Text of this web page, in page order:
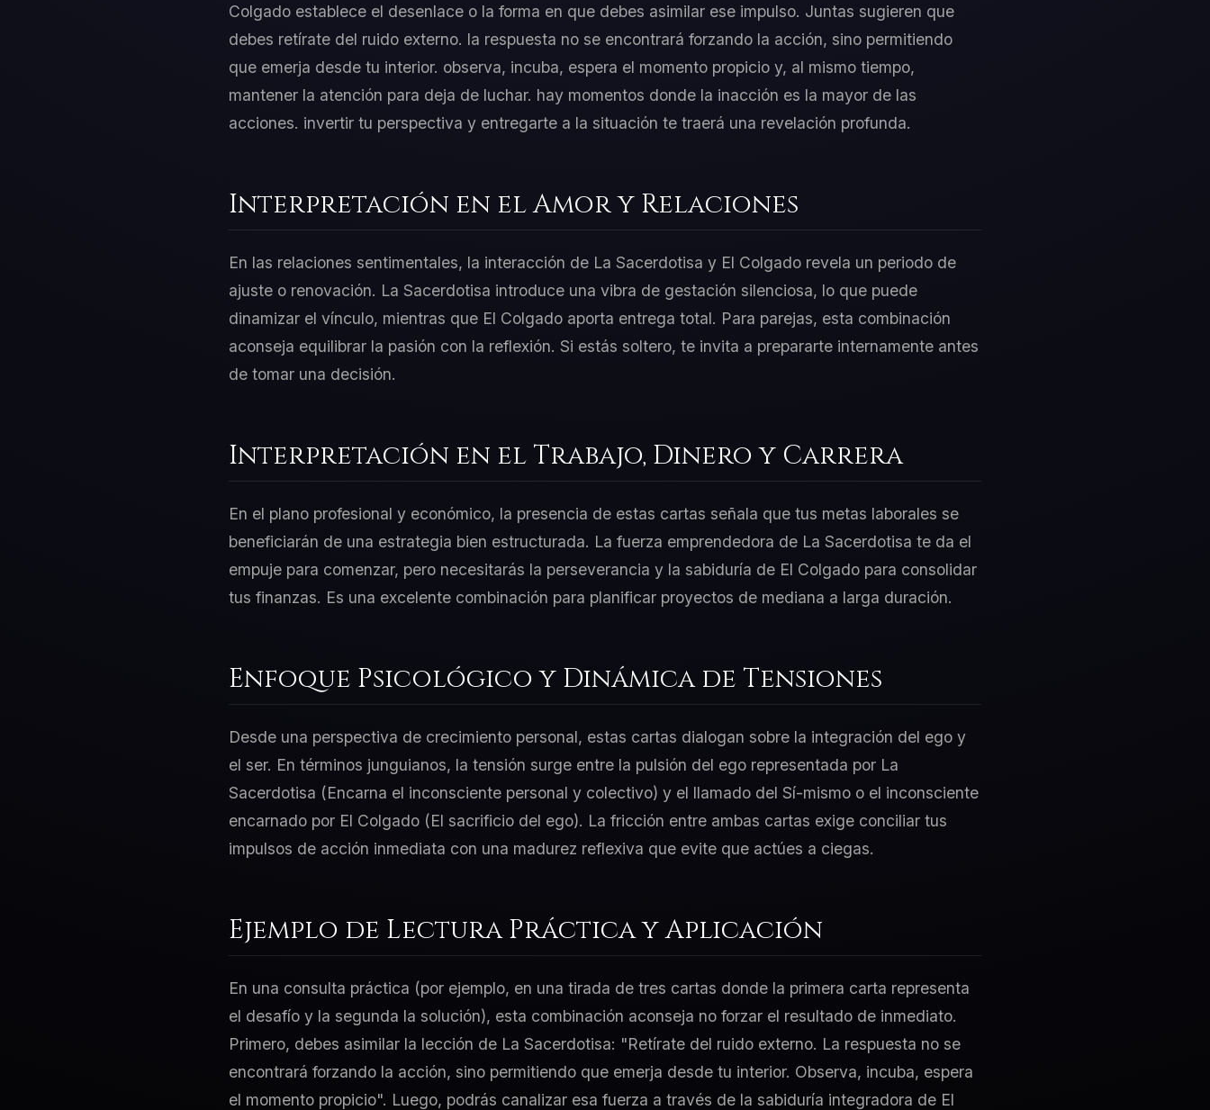
Colgado establece el desenlace o la forma en que debes asimilar ese impulso. Juntas sugieren que
debes retírate del ruido externo. la respuesta no se encontrará forzando la acción, sino permitiendo
que emerja desde tu interior. observa, incuba, espera el momento propicio y, al mismo tiempo,
mantener la atención para deja de luchar. hay momentos donde la inacción es la mayor de las
acciones. invertir tu perspectiva y entregarte a la situación te traerá una revelación profunda.
Interpretación en el Amor y Relaciones
En las relaciones sentimentales, la interacción de La Sacerdotisa y El Colgado revela un periodo de
ajuste o renovación. La Sacerdotisa introduce una vibra de gestación silenciosa, lo que puede
dinamizar el vínculo, mientras que El Colgado aporta entrega total. Para parejas, esta combinación
aconseja equilibrar la pasión con la reflexión. Si estás soltero, te invita a prepararte internamente antes
de tomar una decisión.
Interpretación en el Trabajo, Dinero y Carrera
En el plano profesional y económico, la presencia de estas cartas señala que tus metas laborales se
beneficiarán de una estrategia bien estructurada. La fuerza emprendedora de La Sacerdotisa te da el
empuje para comenzar, pero necesitarás la perseverancia y la sabiduría de El Colgado para consolidar
tus finanzas. Es una excelente combinación para planificar proyectos de mediana a larga duración.
Enfoque Psicológico y Dinámica de Tensiones
Desde una perspectiva de crecimiento personal, estas cartas dialogan sobre la integración del ego y
el ser. En términos junguianos, la tensión surge entre la pulsión del ego representada por La
Sacerdotisa (Encarna el inconsciente personal y colectivo) y el llamado del Sí-mismo o el inconsciente
encarnado por El Colgado (El sacrificio del ego). La fricción entre ambas cartas exige conciliar tus
impulsos de acción inmediata con una madurez reflexiva que evite que actúes a ciegas.
Ejemplo de Lectura Práctica y Aplicación
En una consulta práctica (por ejemplo, en una tirada de tres cartas donde la primera carta representa
el desafío y la segunda la solución), esta combinación aconseja no forzar el resultado de inmediato.
Primero, debes asimilar la lección de La Sacerdotisa: "Retírate del ruido externo. La respuesta no se
encontrará forzando la acción, sino permitiendo que emerja desde tu interior. Observa, incuba, espera
el momento propicio". Luego, podrás canalizar esa fuerza a través de la sabiduría integradora de El